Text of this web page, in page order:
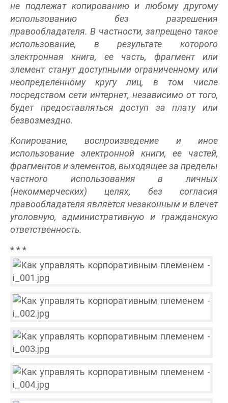
не подлежат копированию и любому другому
использованию без разрешения
правообладателя. В частности, запрещено такое
использование, в результате которого
электронная книга, ее часть, фрагмент или
элемент станут доступными ограниченному или
неопределенному кругу лиц, в том числе
посредством сети интернет, независимо от того,
будет предоставляться доступ за плату или
безвозмездно.
Копирование, воспроизведение и иное
использование электронной книги, ее частей,
фрагментов и элементов, выходящее за пределы
частного использования в личных
(некоммерческих) целях, без согласия
правообладателя является незаконным и влечет
уголовную, административную и гражданскую
ответственность.
* * *